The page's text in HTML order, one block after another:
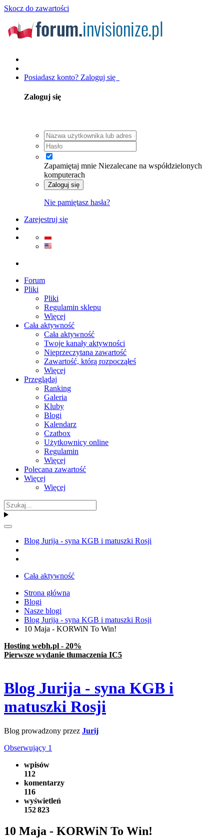
Skocz do zawartości
Posiadasz konto? Zaloguj się
Zaloguj się
Zapamiętaj mnie Niezalecane na współdzielonych
komputerach
Zaloguj się
Nie pamiętasz hasła?
Zarejestruj się
Forum
Pliki
Pliki
Regulamin sklepu
Więcej
Cała aktywność
Cała aktywność
Twoje kanały aktywności
Nieprzeczytana zawartość
Zawartość, którą rozpocząłeś
Więcej
Przeglądaj
Ranking
Galeria
Kluby
Blogi
Kalendarz
Czatbox
Użytkownicy online
Regulamin
Więcej
Polecana zawartość
Więcej
Więcej
Blog Jurija - syna KGB i matuszki Rosji
Cała aktywność
Strona główna
Blogi
Nasze blogi
Blog Jurija - syna KGB i matuszki Rosji
10 Maja - KORWiN To Win!
Hosting webh.pl - 20%
Pierwsze wydanie tłumaczenia IC5
Blog Jurija - syna KGB i
matuszki Rosji
Blog prowadzony przez Jurij
Obserwujący 1
wpisów
112
komentarzy
116
wyświetleń
152 823
10 Maja - KORWiN To Win!